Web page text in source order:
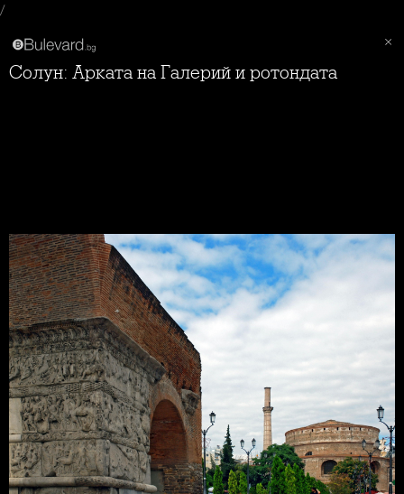
/
Солун: Арката на Галерий и ротондата